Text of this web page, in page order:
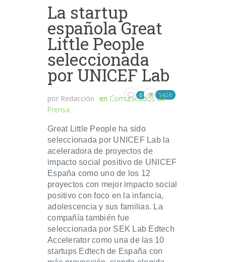
La startup
española Great
Little People
seleccionada
por UNICEF Lab
por Redacción en Comunicados de
Prensa
0 1428
Great Little People ha sido
seleccionada por UNICEF Lab la
aceleradora de proyectos de
impacto social positivo de UNICEF
España como uno de los 12
proyectos con mejor impacto social
positivo con foco en la infancia,
adolescencia y sus familias. La
compañía también fue
seleccionada por SEK Lab Edtech
Accelerator como una de las 10
startups Edtech de España con